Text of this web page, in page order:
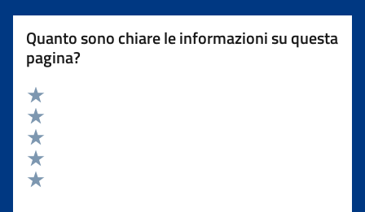
Quanto sono chiare le informazioni su questa
pagina?
Valuta 5 stelle su 5
Valuta 4 stelle su 5
Valuta 3 stelle su 5
Valuta 2 stelle su 5